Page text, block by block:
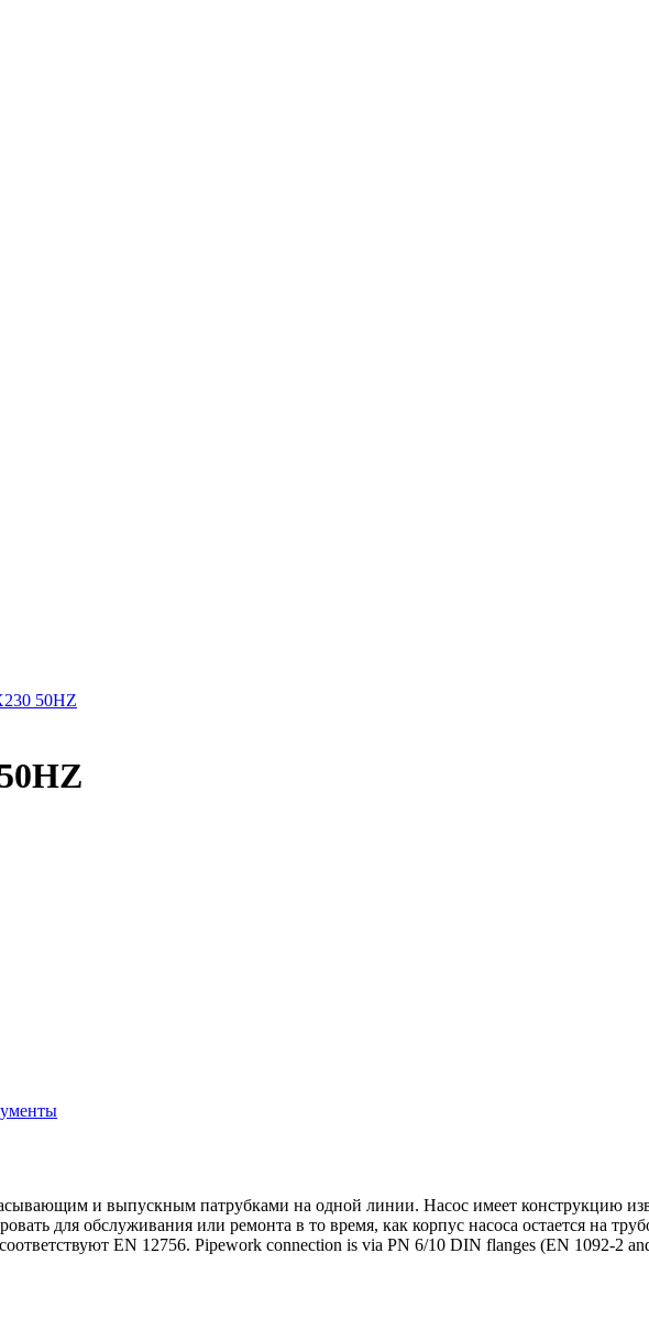
50HZ
и выпускным патрубками на одной линии. Насос имеет конструкцию
для обслуживания или ремонта в то время, как корпус насоса остается на
EN 12756. Pipework connection is via PN 6/10 DIN flanges (EN 1092-2